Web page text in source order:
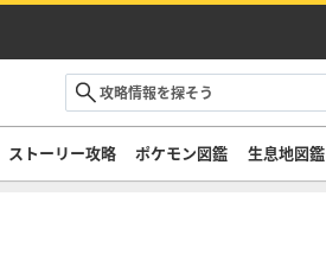
ストーリー攻略 ポケモン図鑑 生息地図鑑